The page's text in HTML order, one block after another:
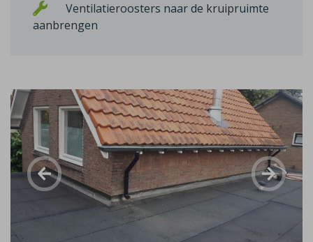
Ventilatieroosters naar de kruipruimte
aanbrengen